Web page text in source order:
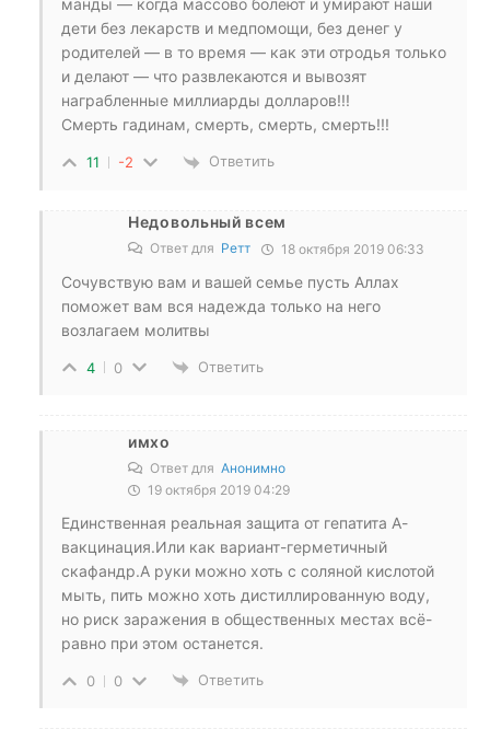
манды — когда массово болеют и умирают наши
дети без лекарств и медпомощи, без денег у
родителей — в то время — как эти отродья только
и делают — что развлекаются и вывозят
награбленные миллиарды долларов!!!
Смерть гадинам, смерть, смерть, смерть!!!
11 -2 Ответить
Недовольный всем
Ответ для Ретт 18 октября 2019 06:33
Сочувствую вам и вашей семье пусть Аллах
поможет вам вся надежда только на него
возлагаем молитвы
4 0 Ответить
имхо
Ответ для Анонимно
19 октября 2019 04:29
Единственная реальная защита от гепатита А-
вакцинация.Или как вариант-герметичный
скафандр.А руки можно хоть с соляной кислотой
мыть, пить можно хоть дистиллированную воду,
но риск заражения в общественных местах всё-
равно при этом останется.
0 0 Ответить